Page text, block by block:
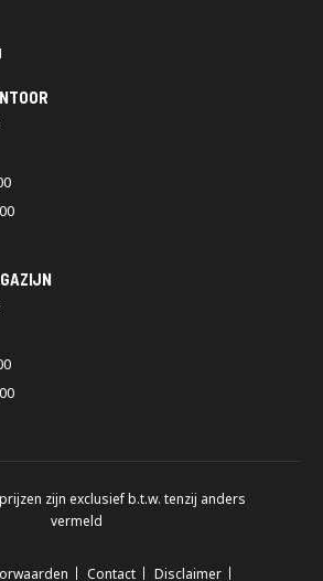
zijn exclusief b.t.w. tenzij anders
vermeld
Contact Disclaimer